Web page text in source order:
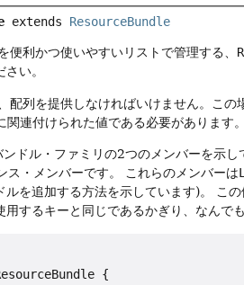
extends ResourceBundle
便利かつ使いやすいリストで管理する、
い。
配列を提供しなければいけません。この
連付けられた値である必要があります。
ドル・ファミリの2つのメンバーを示し
・メンバーです。
これらのメンバーは
を追加する方法を示しています)。
こ
するキーと同じであるかぎり、なんでも
{